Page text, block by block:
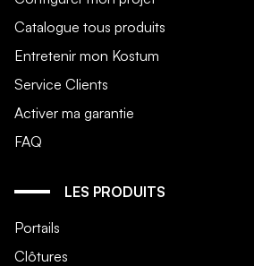
Catalogue tous produits
Entretenir mon Kostum
Service Clients
Activer ma garantie
FAQ
LES PRODUITS
Portails
Clôtures